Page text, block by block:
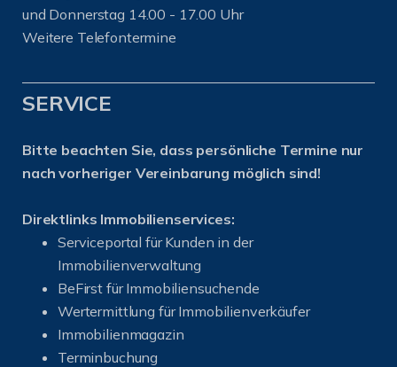
und Donnerstag 14.00 - 17.00 Uhr
Weitere Telefontermine
SERVICE
Bitte beachten Sie, dass persönliche Termine nur
nach vorheriger Vereinbarung möglich sind!
Direktlinks Immobilienservices:
Serviceportal für Kunden in der
Immobilienverwaltung
BeFirst für Immobiliensuchende
Wertermittlung für Immobilienverkäufer
Immobilienmagazin
Terminbuchung